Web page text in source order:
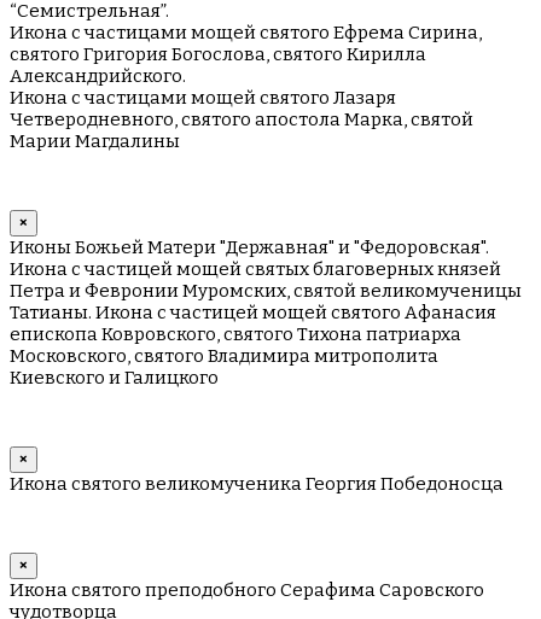
“Семистрельная”.
Икона с частицами мощей святого Ефрема Сирина,
святого Григория Богослова, святого Кирилла
Александрийского.
Икона с частицами мощей святого Лазаря
Четверодневного, святого апостола Марка, святой
Марии Магдалины
×
Иконы Божьей Матери "Державная" и "Федоровская".
Икона с частицей мощей святых благоверных князей
Петра и Февронии Муромских, святой великомученицы
Татианы. Икона с частицей мощей святого Афанасия
епископа Ковровского, святого Тихона патриарха
Московского, святого Владимира митрополита
Киевского и Галицкого
×
Икона святого великомученика Георгия Победоносца
×
Икона святого преподобного Серафима Саровского
чудотворца